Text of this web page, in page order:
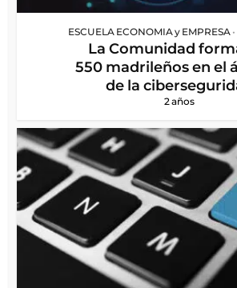
ESCUELA ECONOMIA y EMPRESA •
La Comunidad
550 madrileños en el
de la
2 años